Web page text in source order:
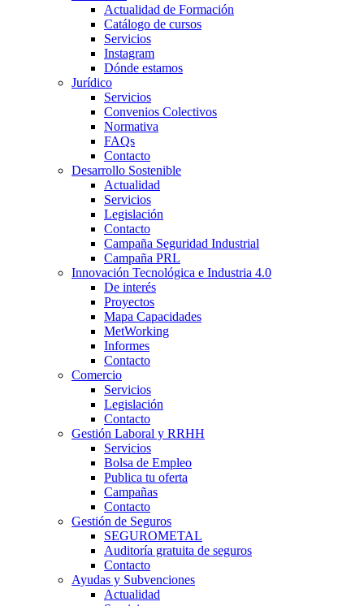
Actualidad de Formación
Catálogo de cursos
Servicios
Instagram
Dónde estamos
Jurídico
Servicios
Convenios Colectivos
Normativa
FAQs
Contacto
Desarrollo Sostenible
Actualidad
Servicios
Legislación
Contacto
Campaña Seguridad Industrial
Campaña PRL
Innovación Tecnológica e Industria 4.0
De interés
Proyectos
Mapa Capacidades
MetWorking
Informes
Contacto
Comercio
Servicios
Legislación
Contacto
Gestión Laboral y RRHH
Servicios
Bolsa de Empleo
Publica tu oferta
Campañas
Contacto
Gestión de Seguros
SEGUROMETAL
Auditoría gratuita de seguros
Contacto
Ayudas y Subvenciones
Actualidad